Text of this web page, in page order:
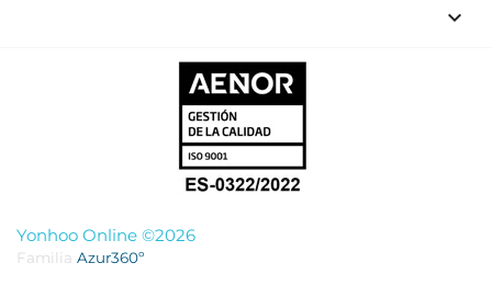
keyboard_arrow_down
Yonhoo Online ©2026
Familia Azur360º